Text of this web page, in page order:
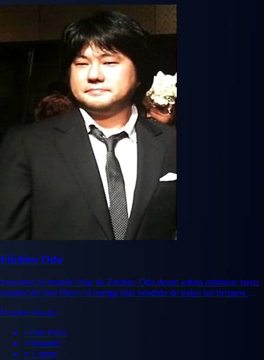
Eiichiro Oda
Descubre el notable viaje de Eiichiro Oda desde artista aspirante hasta
creador de One Piece, el manga más vendido de todos los tiempos.
Notable Works:
• One Piece
• Wanted!
+ 1 more